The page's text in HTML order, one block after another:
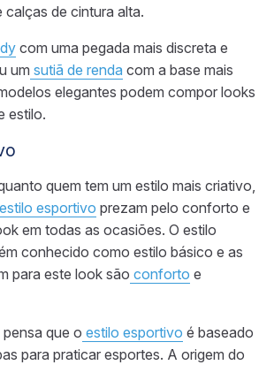
calças de cintura alta.
com uma pegada mais discreta e
um sutiã de renda com a base mais
elegantes podem compor looks
estilo.
quem tem um estilo mais criativo,
estilo esportivo prezam pelo conforto e
em todas as ocasiões. O estilo
conhecido como estilo básico e as
para este look são conforto e
que o estilo esportivo é baseado
para praticar esportes. A origem do